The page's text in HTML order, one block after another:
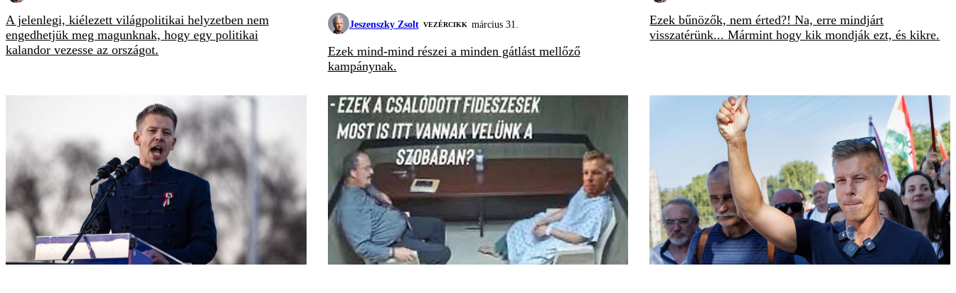
A jelenlegi, kiélezett világpolitikai helyzetben nem
engedhetjük meg magunknak, hogy egy politikai
kalandor vezesse az országot.
Jeszenszky Zsolt VEZÉRCIKK március 31.
Ezek mind-mind részei a minden gátlást mellőző
kampánynak.
Ezek bűnözők, nem érted?! Na, erre mindjárt
visszatérünk... Mármint hogy kik mondják ezt, és kikre.